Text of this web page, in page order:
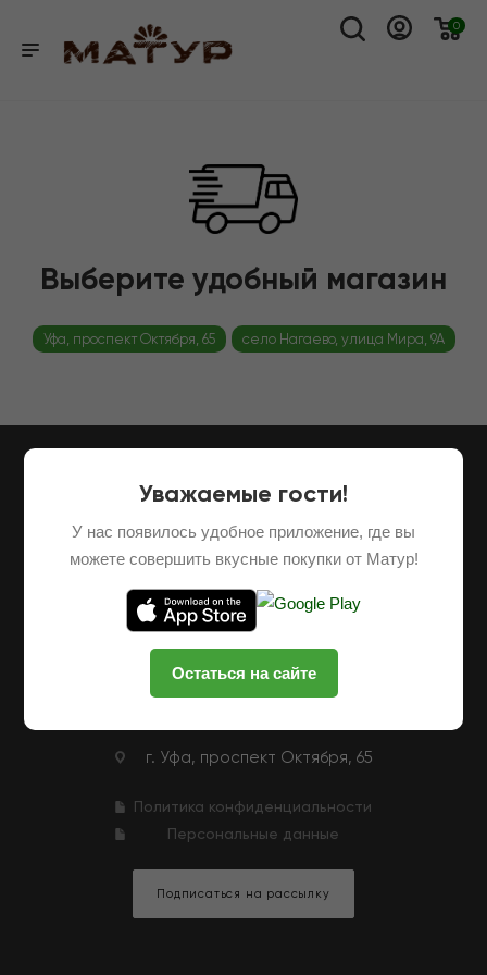
0
Выберите удобный магазин
Уфа, проспект Октября, 65 село Нагаево, улица Мира, 9А
ОПТОВЫЕ ПОСТАВКИ
НАШИ ФЕРМЕРЫ ВАКАНСИИ
КЛУБНАЯ ПРОГРАММА
+7 (927) 326-47-25 ЗАКАЗАТЬ ЗВОНОК
г. Уфа, проспект Октября, 65
Политика конфиденциальности
Персональные данные
Подписаться на рассылку
Уважаемые гости!
У нас появилось удобное приложение, где вы
можете совершить вкусные покупки от Матур!
Остаться на сайте